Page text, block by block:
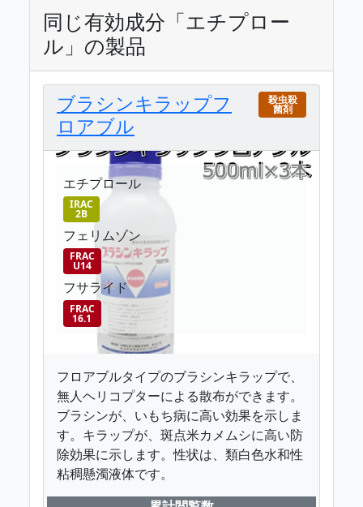
同じ有効成分「エチプロー
ル」の製品
ブラシンキラップフ
ロアブル
殺虫殺
菌剤
エチプロール
IRAC
2B
フェリムゾン
FRAC
U14
フサライド
FRAC
16.1
フロアブルタイプのブラシンキラップで、
無人ヘリコプターによる散布ができます。
ブラシンが、いもち病に高い効果を示しま
す。キラップが、斑点米カメムシに高い防
除効果に示します。性状は、類白色水和性
粘稠懸濁液体です。